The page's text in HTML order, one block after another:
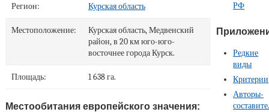
Регион: Курская область
Местоположение:
Курская область, Медвенский
район, в 20 км юго-юго-
восточнее города Курск.
Площадь: 1 638 га.
Местообитания европейского значения:
РФ
Редкие
виды
Критерии
Авторы-